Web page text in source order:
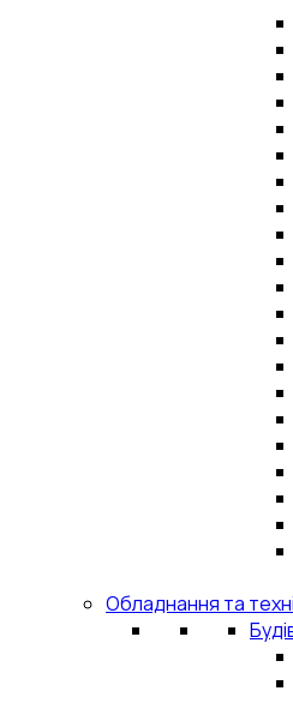
Обладнання та